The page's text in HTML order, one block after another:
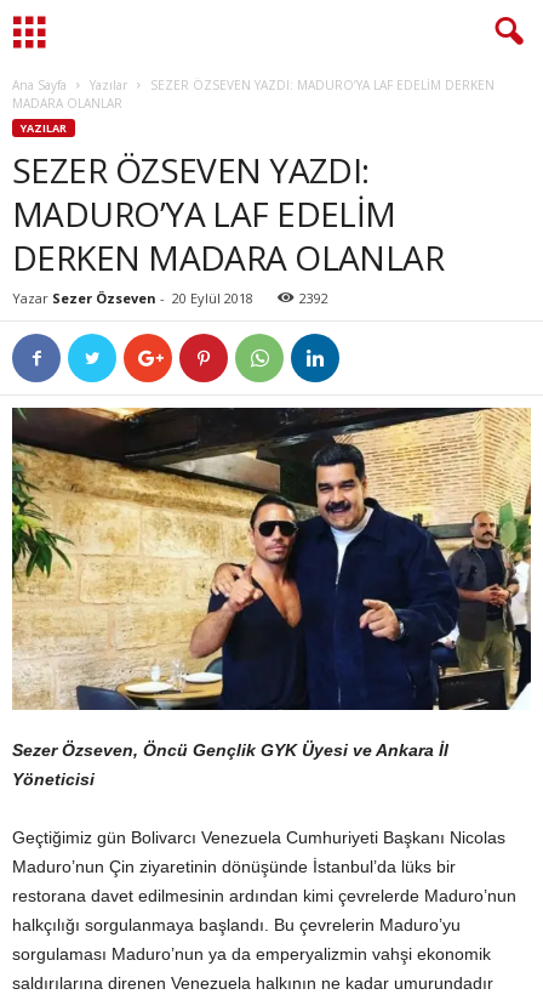
Ana Sayfa Yazılar
SEZER ÖZSEVEN YAZDI: MADURO’YA LAF EDELİM DERKEN
MADARA OLANLAR
YAZILAR
SEZER ÖZSEVEN YAZDI:
MADURO’YA LAF EDELİM
DERKEN MADARA OLANLAR
Yazar Sezer Özseven - 20 Eylül 2018 2392
Sezer Özseven, Öncü Gençlik GYK Üyesi ve Ankara İl
Yöneticisi
Geçtiğimiz gün Bolivarcı Venezuela Cumhuriyeti Başkanı Nicolas
Maduro’nun Çin ziyaretinin dönüşünde İstanbul’da lüks bir
restorana davet edilmesinin ardından kimi çevrelerde Maduro’nun
halkçılığı sorgulanmaya başlandı. Bu çevrelerin Maduro’yu
sorgulaması Maduro’nun ya da emperyalizmin vahşi ekonomik
saldırılarına direnen Venezuela halkının ne kadar umurundadır